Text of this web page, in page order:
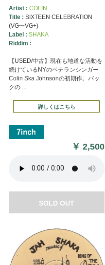
Artist : COLIN
Title : SIXTEEN CELEBRATION
(VG〜VG+)
Label : SHAKA
Riddim :
【USED/中古】現在も地道な活動を
続けているNYのベテランシンガー
Colin Ska Johnsonの初期作。バッ
クの ...
詳しくはこちら
￥2,500
SOLD OUT